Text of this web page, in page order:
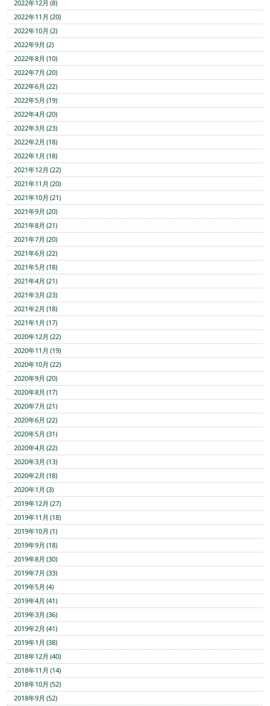
2022年12月 (8)
2022年11月 (20)
2022年10月 (2)
2022年9月 (2)
2022年8月 (10)
2022年7月 (20)
2022年6月 (22)
2022年5月 (19)
2022年4月 (20)
2022年3月 (23)
2022年2月 (18)
2022年1月 (18)
2021年12月 (22)
2021年11月 (20)
2021年10月 (21)
2021年9月 (20)
2021年8月 (21)
2021年7月 (20)
2021年6月 (22)
2021年5月 (18)
2021年4月 (21)
2021年3月 (23)
2021年2月 (18)
2021年1月 (17)
2020年12月 (22)
2020年11月 (19)
2020年10月 (22)
2020年9月 (20)
2020年8月 (17)
2020年7月 (21)
2020年6月 (22)
2020年5月 (31)
2020年4月 (22)
2020年3月 (13)
2020年2月 (18)
2020年1月 (3)
2019年12月 (27)
2019年11月 (18)
2019年10月 (1)
2019年9月 (18)
2019年8月 (30)
2019年7月 (33)
2019年5月 (4)
2019年4月 (41)
2019年3月 (36)
2019年2月 (41)
2019年1月 (38)
2018年12月 (40)
2018年11月 (14)
2018年10月 (52)
2018年9月 (52)